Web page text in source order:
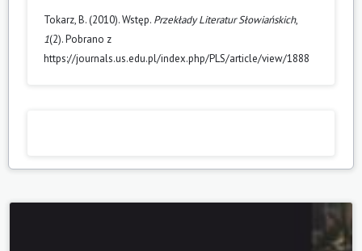
Tokarz, B. (2010). Wstęp. Przekłady Literatur Słowiańskich,
1(2). Pobrano z
https://journals.us.edu.pl/index.php/PLS/article/view/1888